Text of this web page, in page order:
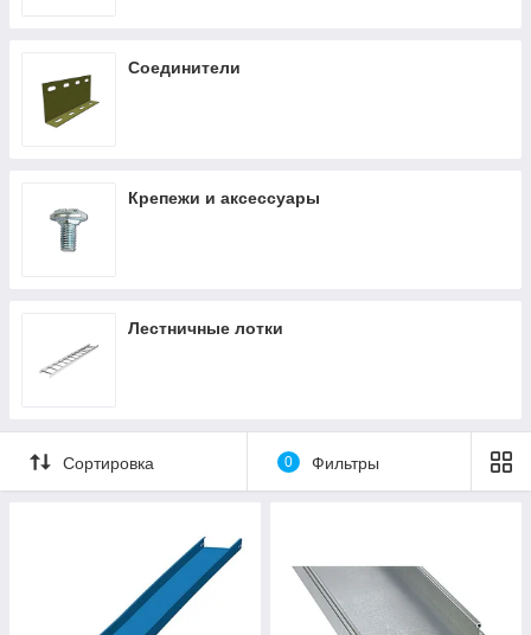
Соединители
Крепежи и аксессуары
Лестничные лотки
Сортировка 0 Фильтры